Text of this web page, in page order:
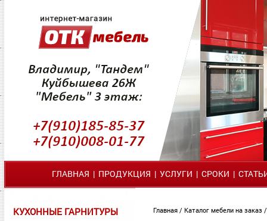
ГЛАВНАЯ | ПРОДУКЦИЯ | УСЛУГИ | СРОКИ |
КУХОННЫЕ ГАРНИТУРЫ Главная / Каталог мебели на заказ